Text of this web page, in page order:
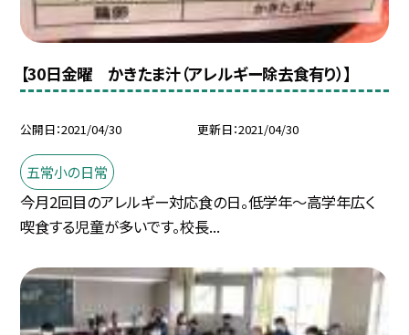
【30日金曜 かきたま汁（アレルギー除去食有り）】
公開日 2021/04/30 更新日 2021/04/30
五常小の日常
今月2回目のアレルギー対応食の日。低学年〜高学年広く
喫食する児童が多いです。校長...